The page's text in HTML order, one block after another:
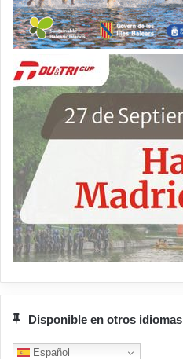
Disponible en otros idiomas
Español